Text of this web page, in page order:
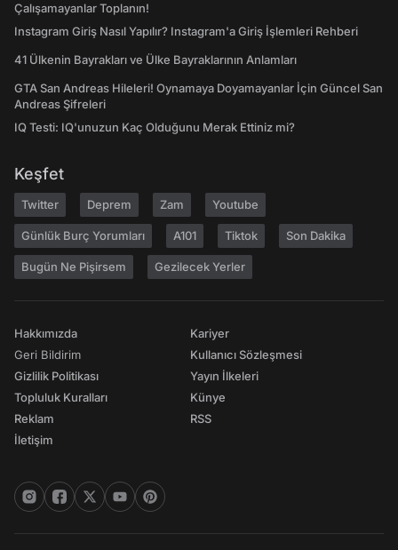
Çalışamayanlar Toplanın!
Instagram Giriş Nasıl Yapılır? Instagram'a Giriş İşlemleri Rehberi
41 Ülkenin Bayrakları ve Ülke Bayraklarının Anlamları
GTA San Andreas Hileleri! Oynamaya Doyamayanlar İçin Güncel San
Andreas Şifreleri
IQ Testi: IQ'unuzun Kaç Olduğunu Merak Ettiniz mi?
Keşfet
Twitter Deprem Zam Youtube
Günlük Burç Yorumları A101 Tiktok Son Dakika
Bugün Ne Pişirsem Gezilecek Yerler
Hakkımızda
Geri Bildirim
Gizlilik Politikası
Topluluk Kuralları
Reklam
İletişim
Kariyer
Kullanıcı Sözleşmesi
Yayın İlkeleri
Künye
RSS